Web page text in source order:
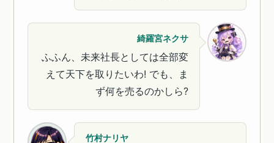
綺羅宮ネクサ
ふふん、未来社長としては全部変
えて天下を取りたいわ! でも、ま
ず何を売るのかしら?
竹村ナリヤ